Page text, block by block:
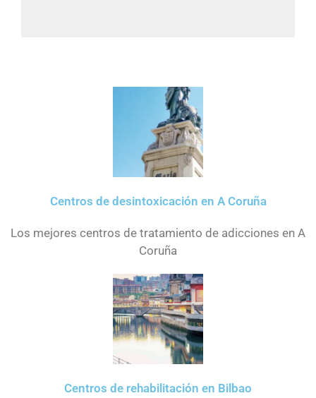
Centros de desintoxicación en A Coruña
Los mejores centros de tratamiento de adicciones en A
Coruña
Centros de rehabilitación en Bilbao